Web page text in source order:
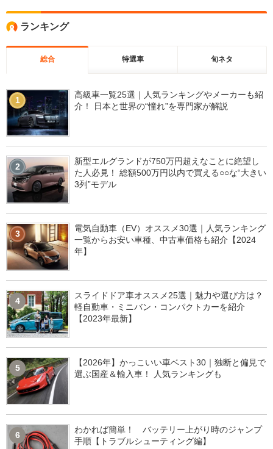
ランキング
総合 特選車 旬ネタ
1
高級車一覧25選｜人気ランキングやメーカーも紹
介！ 日本と世界の“憧れ”を専門家が解説
2
新型エルグランドが750万円超えなことに絶望し
た人必見！ 総額500万円以内で買える○○な“大きい
3列”モデル
3
電気自動車（EV）オススメ30選｜人気ランキング
一覧からお安い車種、中古車価格も紹介【2024
年】
4
スライドドア車オススメ25選｜魅力や選び方は？
軽自動車・ミニバン・コンパクトカーを紹介
【2023年最新】
5
【2026年】かっこいい車ベスト30｜独断と偏見で
選ぶ国産＆輸入車！ 人気ランキングも
6
わかれば簡単！ バッテリー上がり時のジャンプ
手順【トラブルシューティング編】